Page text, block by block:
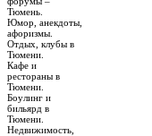
Тюмень.
Юмор, анекдоты,
афоризмы.
Отдых, клубы в
Тюмени.
Кафе и
рестораны в
Тюмени.
Боулинг и
бильярд в
Тюмени.
Недвижимость,